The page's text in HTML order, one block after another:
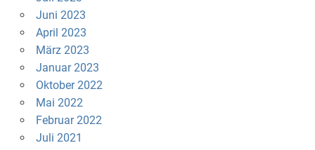
Juni 2023
April 2023
März 2023
Januar 2023
Oktober 2022
Mai 2022
Februar 2022
Juli 2021